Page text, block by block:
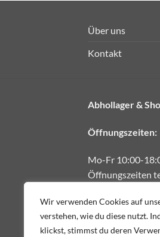
Wir verwenden Cookies auf
verstehen, wie du diese nutzt.
klickst, stimmst du deren
Über uns
Kontakt
Abhollager &
Öffnungszeiten:
Mo-Fr 10:00-
Öffnungszeiten
E-Mail:
Telefon:+43 664